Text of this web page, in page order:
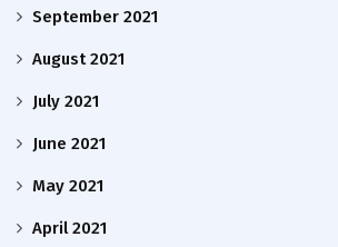
September 2021
August 2021
July 2021
June 2021
May 2021
April 2021